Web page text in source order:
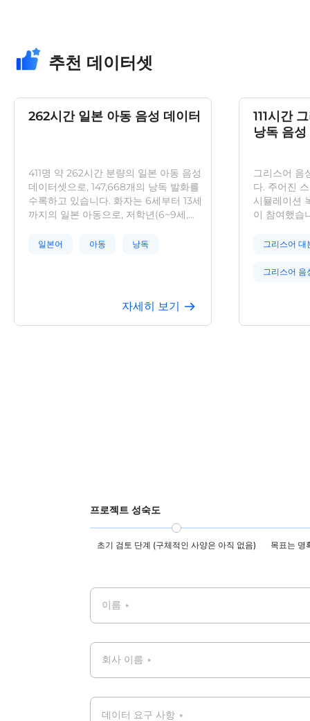
추천 데이터셋
262시간 일본 아동 음성 데이터
411명 약 262시간 분량의 일본 아동 음성
데이터셋으로, 147,668개의 낭독 발화를
수록하고 있습니다. 화자는 6세부터 13세
까지의 일본 아동으로, 저학년(6~9세,
류되며 성별 구성이 균형 있게 이루어져
동 음성 인식(ASR), 음성 합성(TTS), 화자
인식, 발음 평가 등의 태스크에 활용 가능
일본어 아동 낭독
자세히 보기
111시간
낭독 음
그리스어 음
다. 주어진
시뮬레이션
이 참여했습
녹음했습니
지정 교정
한 성능을 발
그리스어 대
그리스어 음
그리스어 음
프로젝트 성숙도
초기 검토 단계 (구체적인 사양은 아직 없음) 목표는 명
이름 *
회사 이름 *
데이터 요구 사항 *